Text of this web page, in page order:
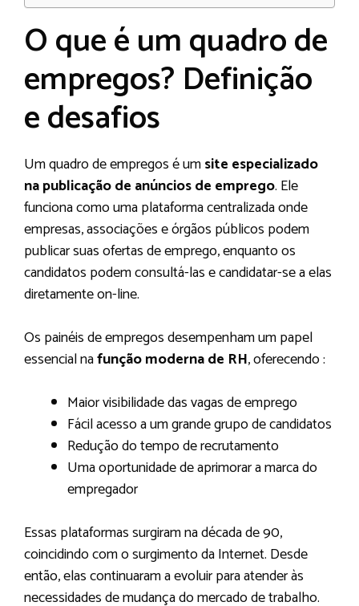
O que é um quadro de
empregos? Definição
e desafios
Um quadro de empregos é umsite especializado
na publicação de anúncios de emprego. Ele
funciona como uma plataforma centralizada onde
empresas, associações e órgãos públicos podem
publicar suas ofertas de emprego, enquanto os
candidatos podem consultá-las e candidatar-se a elas
diretamente on-line.
Os painéis de empregos desempenham um papel
essencial nafunção moderna de RH, oferecendo :
Maior visibilidade das vagas de emprego
Fácil acesso a um grande grupo de candidatos
Redução do tempo de recrutamento
Uma oportunidade de aprimorar a marca do
empregador
Essas plataformas surgiram na década de 90,
coincidindo com o surgimento da Internet. Desde
então, elas continuaram a evoluir para atender às
necessidades de mudança do mercado de trabalho.